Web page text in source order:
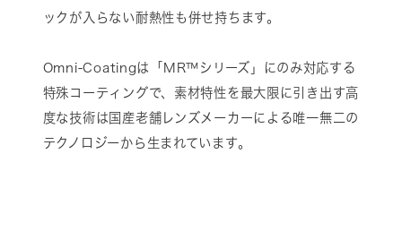
ックが入らない耐熱性も併せ持ちます。
Omni-Coatingは「MR™シリーズ」にのみ対応する
特殊コーティングで、素材特性を最大限に引き出す高
度な技術は国産老舗レンズメーカーによる唯一無二の
テクノロジーから生まれています。